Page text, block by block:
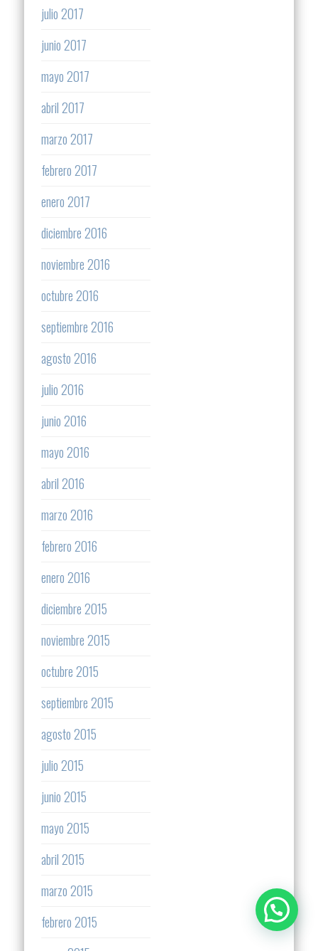
julio 2017
junio 2017
mayo 2017
abril 2017
marzo 2017
febrero 2017
enero 2017
diciembre 2016
noviembre 2016
octubre 2016
septiembre 2016
agosto 2016
julio 2016
junio 2016
mayo 2016
abril 2016
marzo 2016
febrero 2016
enero 2016
diciembre 2015
noviembre 2015
octubre 2015
septiembre 2015
agosto 2015
julio 2015
junio 2015
mayo 2015
abril 2015
marzo 2015
febrero 2015